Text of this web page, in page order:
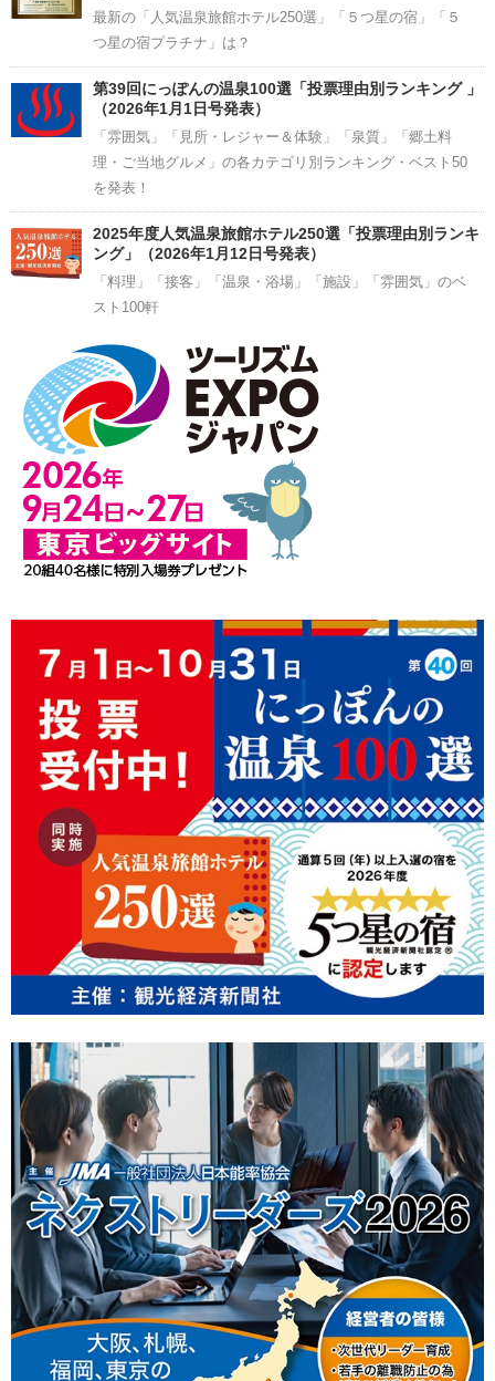
最新の「人気温泉旅館ホテル250選」「５つ星の宿」「５
つ星の宿プラチナ」は？
第39回にっぽんの温泉100選「投票理由別ランキング 」
（2026年1月1日号発表）
「雰囲気」「見所・レジャー＆体験」「泉質」「郷土料
理・ご当地グルメ」の各カテゴリ別ランキング・ベスト50
を発表！
2025年度人気温泉旅館ホテル250選「投票理由別ランキ
ング」（2026年1月12日号発表）
「料理」「接客」「温泉・浴場」「施設」「雰囲気」のベ
スト100軒